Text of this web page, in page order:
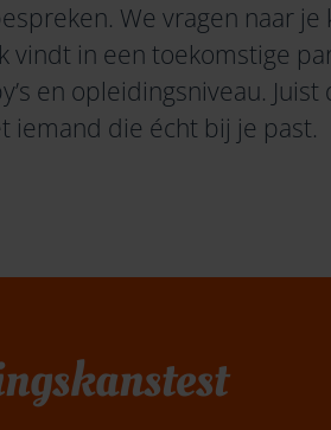
We vragen naar je
vindt in een toekomstige
en opleidingsniveau. Juist
iemand die écht bij je past.